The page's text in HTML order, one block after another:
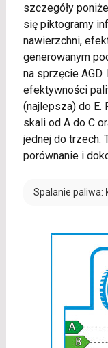
szczegóły
się piktogramy
nawierzchni,
generowanym
na sprzęcie
efektywności
(najlepsza) do E.
skali od A do C
jednej do trzech.
porównanie i
Spalanie paliwa: